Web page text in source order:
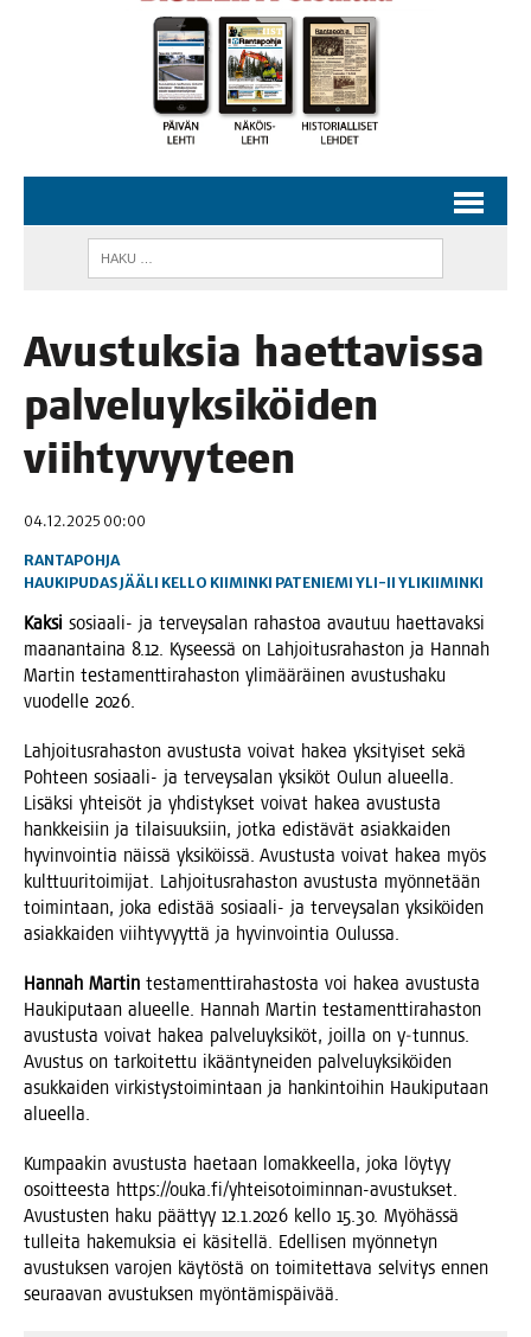
Avus­tuk­sia haet­ta­vis­sa
pal­ve­lu­yk­si­köi­den
viihtyvyyteen
04.12.2025 00:00
RANTAPOHJA
HAUKIPUDASJÄÄLI KELLO KIIMINKI PATENIEMI YLI-II YLIKIIMINKI
Kak­si sosi­aa­li- ja ter­vey­sa­lan rahas­toa avau­tuu haet­ta­vak­si
maa­nan­tai­na 8.12. Kysees­sä on Lah­joi­tus­ra­has­ton ja Han­nah
Mar­tin tes­ta­ment­ti­ra­has­ton yli­mää­räi­nen avus­tus­ha­ku
vuo­del­le 2026.
Lah­joi­tus­ra­has­ton avus­tus­ta voi­vat hakea yksi­tyi­set sekä
Poh­teen sosi­aa­li- ja ter­vey­sa­lan yksi­köt Oulun alu­eel­la.
Lisäk­si yhtei­söt ja yhdis­tyk­set voi­vat hakea avus­tus­ta
hank­kei­siin ja tilai­suuk­siin, jot­ka edis­tä­vät asiak­kai­den
hyvin­voin­tia näis­sä yksi­köis­sä. Avus­tus­ta voi­vat hakea myös
kult­tuu­ri­toi­mi­jat. Lah­joi­tus­ra­has­ton avus­tus­ta myön­ne­tään
toi­min­taan, joka edis­tää sosi­aa­li- ja ter­vey­sa­lan yksi­köi­den
asiak­kai­den viih­ty­vyyt­tä ja hyvin­voin­tia Oulussa.
Han­nah Mar­tin tes­ta­ment­ti­ra­has­tos­ta voi hakea avus­tus­ta
Hau­ki­pu­taan alu­eel­le. Han­nah Mar­tin tes­ta­ment­ti­ra­has­ton
avus­tus­ta voi­vat hakea pal­ve­lu­yk­si­köt, joil­la on y‑tunnus.
Avus­tus on tar­koi­tet­tu ikään­ty­nei­den pal­ve­lu­yk­si­köi­den
asuk­kai­den vir­kis­tys­toi­min­taan ja han­kin­toi­hin Hau­ki­pu­taan
alueella.
Kum­paa­kin avus­tus­ta hae­taan lomak­keel­la, joka löy­tyy
osoit­tees­ta https://ouka.fi/yhteisotoiminnan-avustukset.
Avus­tus­ten haku päät­tyy 12.1.2026 kel­lo 15.30. Myö­häs­sä
tul­lei­ta hake­muk­sia ei käsi­tel­lä. Edel­li­sen myön­ne­tyn
avus­tuk­sen varo­jen käy­tös­tä on toi­mi­tet­ta­va sel­vi­tys ennen
seu­raa­van avus­tuk­sen myöntämispäivää.